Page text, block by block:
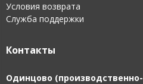
Условия возврата
Служба поддержки
Контакты
Одинцово (производственно-